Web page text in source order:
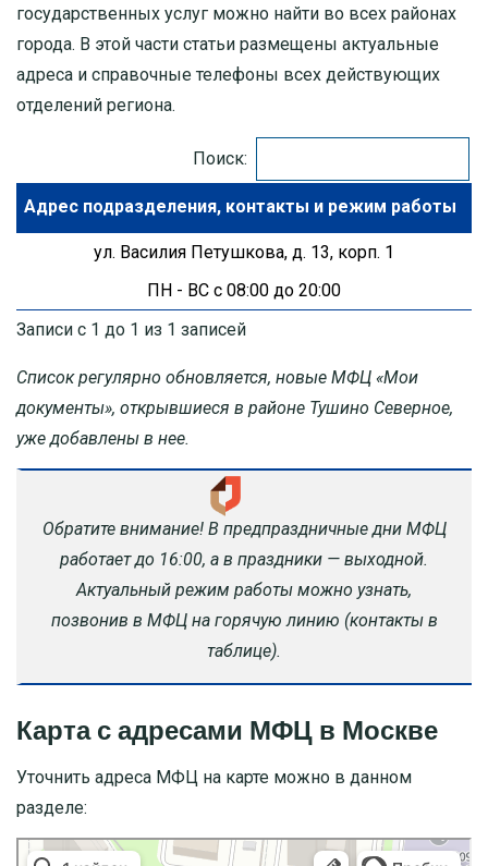
государственных услуг можно найти во всех районах
города. В этой части статьи размещены актуальные
адреса и справочные телефоны всех действующих
отделений региона.
Поиск:
Адрес подразделения
ул. Василия Петушкова, д. 13, корп. 1
ПН - ВС с 08:00 до 20:00
Записи с 1 до 1 из 1 записей
Список регулярно обновляется, новые МФЦ «Мои
документы», открывшиеся в районе Тушино Северное,
уже добавлены в нее.
Обратите внимание! В предпраздничные дни МФЦ
работает до 16:00, а в праздники — выходной.
Актуальный режим работы можно узнать,
позвонив в МФЦ на горячую линию (контакты в
таблице).
Карта с адресами МФЦ в Москве
Уточнить адреса МФЦ на карте можно в данном
разделе:
ДМИТРОВ
ХИМКИ